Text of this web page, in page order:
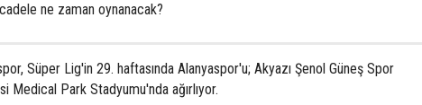
ne zaman oynanacak?
Süper Lig'in 29. haftasında Alanyaspor'u; Akyazı Şenol Güneş Spor
Medical Park Stadyumu'nda ağırlıyor.